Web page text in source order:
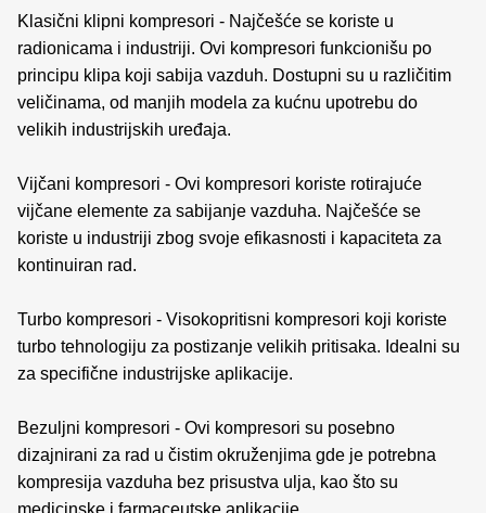
Klasični klipni kompresori - Najčešće se koriste u
radionicama i industriji. Ovi kompresori funkcionišu po
principu klipa koji sabija vazduh. Dostupni su u različitim
veličinama, od manjih modela za kućnu upotrebu do
velikih industrijskih uređaja.
Vijčani kompresori - Ovi kompresori koriste rotirajuće
vijčane elemente za sabijanje vazduha. Najčešće se
koriste u industriji zbog svoje efikasnosti i kapaciteta za
kontinuiran rad.
Turbo kompresori - Visokopritisni kompresori koji koriste
turbo tehnologiju za postizanje velikih pritisaka. Idealni su
za specifične industrijske aplikacije.
Bezuljni kompresori - Ovi kompresori su posebno
dizajnirani za rad u čistim okruženjima gde je potrebna
kompresija vazduha bez prisustva ulja, kao što su
medicinske i farmaceutske aplikacije.